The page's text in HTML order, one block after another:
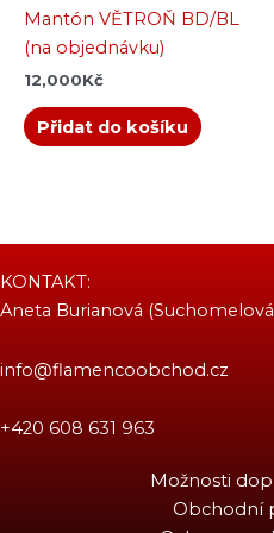
Mantón VĚTROŇ BD/BL
(na objednávku)
12,000Kč
Přidat do košíku
KONTAKT:
Aneta Burianová
info@flamencoobchod.cz
+420 608 631 963
Možnosti
Obchodní